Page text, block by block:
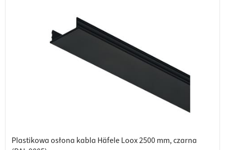
Plastikowa osłona kabla Häfele Loox 2500 mm, czarna